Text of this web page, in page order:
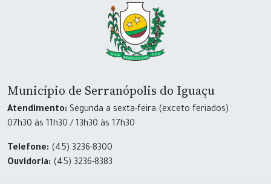
Município de Serranópolis do Iguaçu
Atendimento: Segunda a sexta-feira (exceto feriados)
07h30 às 11h30 / 13h30 às 17h30
Telefone: (45) 3236-8300
Ouvidoria: (45) 3236-8383